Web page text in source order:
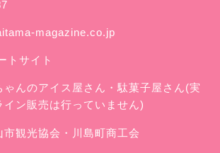
magazine.co.jp
トサイト
ゃんのアイス屋さん ・駄菓子屋さん(実
イン販売は行っていません)
市観光協会・川島町商工会